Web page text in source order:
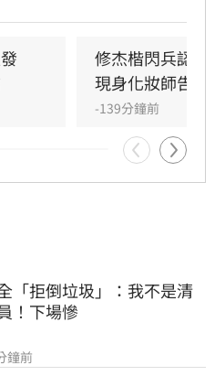
抗癌經驗的江蕙十分心
陳聆薇曾與眾多華語樂
典造型，在演藝圈地位
別式眾星雲集，展現其
，演藝圈好友皆對這位
達最深切的懷念與不
修杰楷閃兵認
現身化妝師告別
-139分鐘前
「拒倒垃圾」：我不是清
！下場慘
鐘前